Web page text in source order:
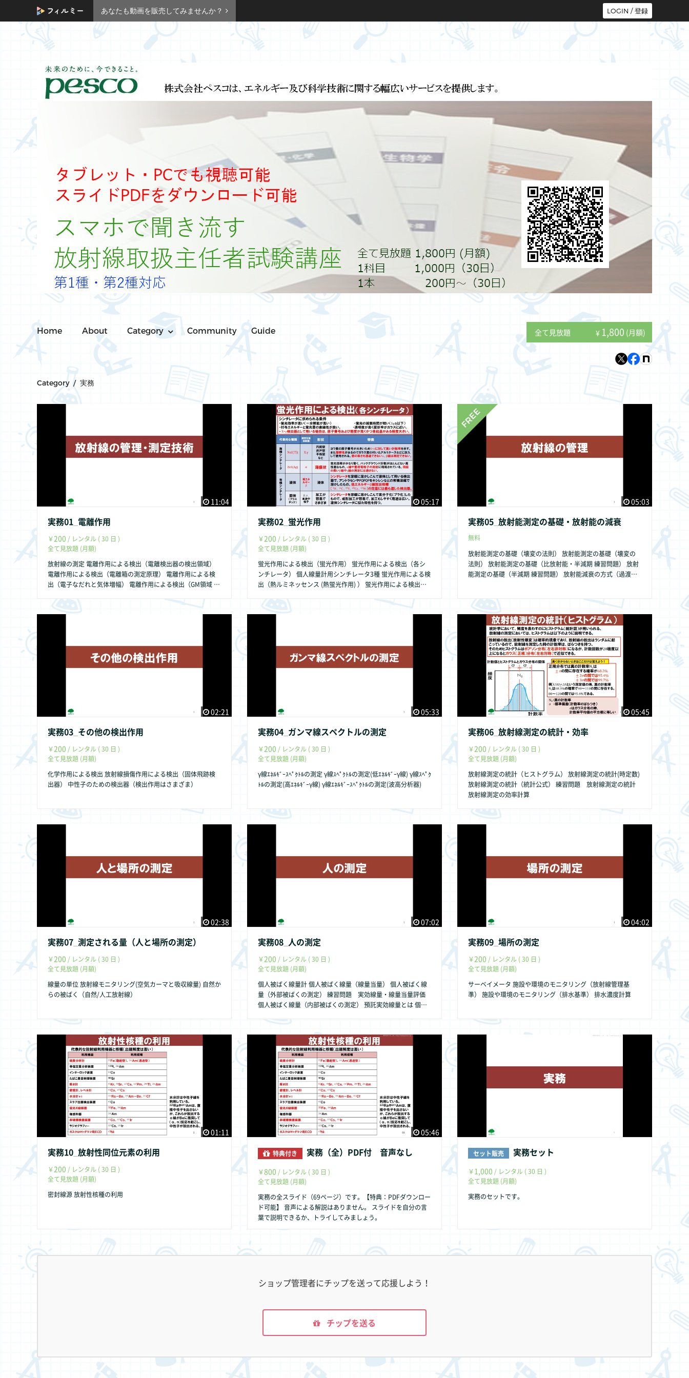
あなたも動画を販売してみませんか？ LOGIN / 登録
Home About Category Community Guide 全て見放題 ¥ 1,800 (月額)
Category / 実務
11:04
実務01_電離作用
￥200 / レンタル ( 30 日 )
全て見放題 (月額)
放射線の測定 電離作用による検出（電離検出器の検出領域）
電離作用による検出（電離箱の測定原理） 電離作用による検
出（電子なだれと気体増幅） 電離作用による検出（GM領域 プ
習問題(ＧＭ管の数え落とし) 電離作用を利用した検出器の特徴
まとめ 電離作用による検出（W値） W値の計算問題 半導体に
05:17
実務02_蛍光作用
￥200 / レンタル ( 30 日 )
全て見放題 (月額)
蛍光作用による検出（蛍光作用） 蛍光作用による検出（各シ
ンチレータ） 個人線量計用シンチレータ3種 蛍光作用による検
出（熱ルミネッセンス (熱蛍光作用) ） 蛍光作用による検出
刺激ルミネッセンス） 個人線量計用 シンチレータまとめ
05:03
実務05_放射能測定の基礎・放射能の減衰
無料
放射能測定の基礎（壊変の法則） 放射能測定の基礎（壊変の
法則） 放射能測定の基礎（比放射能・半減期 練習問題） 放射
能測定の基礎（半減期 練習問題） 放射能減衰の方式（過渡平
02:21
実務03_その他の検出作用
￥200 / レンタル ( 30 日 )
全て見放題 (月額)
化学作用による検出 放射線損傷作用による検出（固体飛跡検
出器） 中性子のための検出器（検出作用はさまざま）
05:33
実務04_ガンマ線スペクトルの測定
￥200 / レンタル ( 30 日 )
全て見放題 (月額)
γ線ｴﾈﾙｷﾞｰｽﾍﾟｸﾄﾙの測定 γ線ｽﾍﾟｸﾄﾙの測定(低ｴﾈﾙｷﾞｰγ線) γ線ｽﾍﾟｸ
ﾄﾙの測定(高ｴﾈﾙｷﾞｰγ線) γ線ｴﾈﾙｷﾞｰｽﾍﾟｸﾄﾙの測定(波高分析器)
05:45
実務06_放射線測定の統計・効率
￥200 / レンタル ( 30 日 )
全て見放題 (月額)
放射線測定の統計（ヒストグラム） 放射線測定の統計(時定数)
放射線測定の統計（統計公式） 練習問題 放射線測定の統計
放射線測定の効率計算
02:38
実務07_測定される量（人と場所の測定）
￥200 / レンタル ( 30 日 )
全て見放題 (月額)
線量の単位 放射線モニタリング(空気カーマと吸収線量) 自然か
らの被ばく（自然/人工放射線）
07:02
実務08_人の測定
￥200 / レンタル ( 30 日 )
全て見放題 (月額)
個人被ばく線量計 個人被ばく線量（線量当量） 個人被ばく線
量（外部被ばくの測定） 練習問題 実効線量・線量当量評価
個人被ばく線量（内部被ばくの測定） 預託実効線量とは 個人
04:02
実務09_場所の測定
￥200 / レンタル ( 30 日 )
全て見放題 (月額)
サーベイメータ 施設や環境のモニタリング（放射線管理基
準） 施設や環境のモニタリング（排水基準） 排水濃度計算
01:11
実務10_放射性同位元素の利用
￥200 / レンタル ( 30 日 )
全て見放題 (月額)
密封線源 放射性核種の利用
05:46
特典付き 実務（全）PDF付 音声なし
￥800 / レンタル ( 30 日 )
全て見放題 (月額)
実務の全スライド（69ページ）です。【特典：PDFダウンロー
ド可能】 音声による解説はありません。 スライドを自分の言
葉で説明できるか、トライしてみましょう。
セット販売 実務セット
￥1,000 / レンタル ( 30 日 )
全て見放題 (月額)
実務のセットです。
ショップ管理者にチップを送って応援しよう！
チップを送る